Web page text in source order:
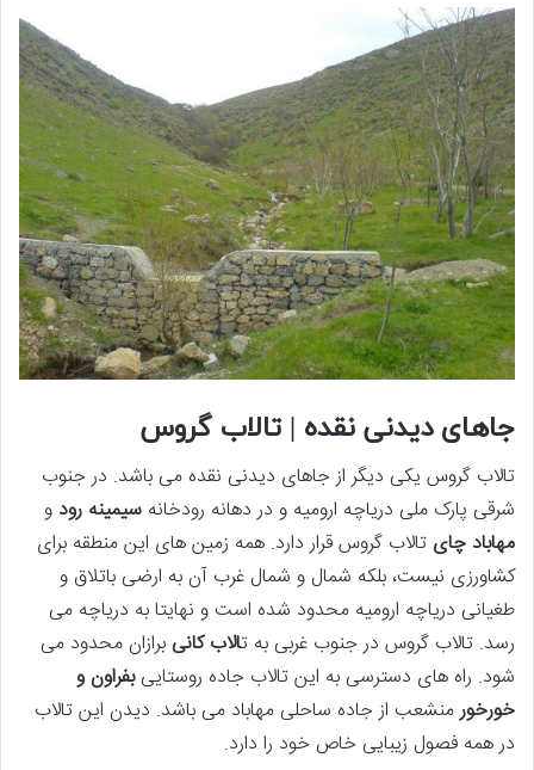
جاهای دیدنی نقده | تالاب گروس
تالاب گروس یکی دیگر از جاهای دیدنی نقده می باشد. در جنوب
شرقی پارک ملی دریاچه ارومیه و در دهانه رودخانه سیمینه رود و
مهاباد چای تالاب گروس قرار دارد. همه زمین های این منطقه برای
کشاورزی نیست، بلکه شمال و شمال غرب آن به ارضی باتلاق و
طغیانی دریاچه ارومیه محدود شده است و نهایتا به دریاچه می
رسد. تالاب گروس در جنوب غربی به تالاب کانیبرازان محدود می
شود. راه های دسترسی به این تالاب جاده روستاییبفراون و
خورخورمنشعب از جاده ساحلی مهاباد می باشد. دیدن این تالاب
در همه فصول زیبایی خاص خود را دارد.